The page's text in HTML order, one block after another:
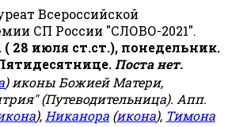
Всероссийской
СП России "СЛОВО-2021".
( 28 июля ст.ст.), понедельник.
Поста нет.
) иконы Божией Матери,
(Путеводительница). Апп.
), Никанора (икона), Тимона